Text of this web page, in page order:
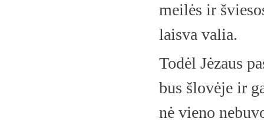
meilės ir
laisva valia.
Todėl Jėzaus
bus šlovėje ir
nė vieno